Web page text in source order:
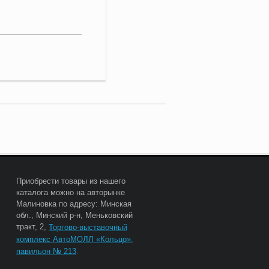
Приобрести товары из нашего
каталога можно на авторынке
Малиновка по адресу: Минская
обл., Минский р-н, Меньковский
тракт, 2, Торгово-выставочный
комплекс АвтоМОЛЛ «Кольцо»,
павильон № 213.